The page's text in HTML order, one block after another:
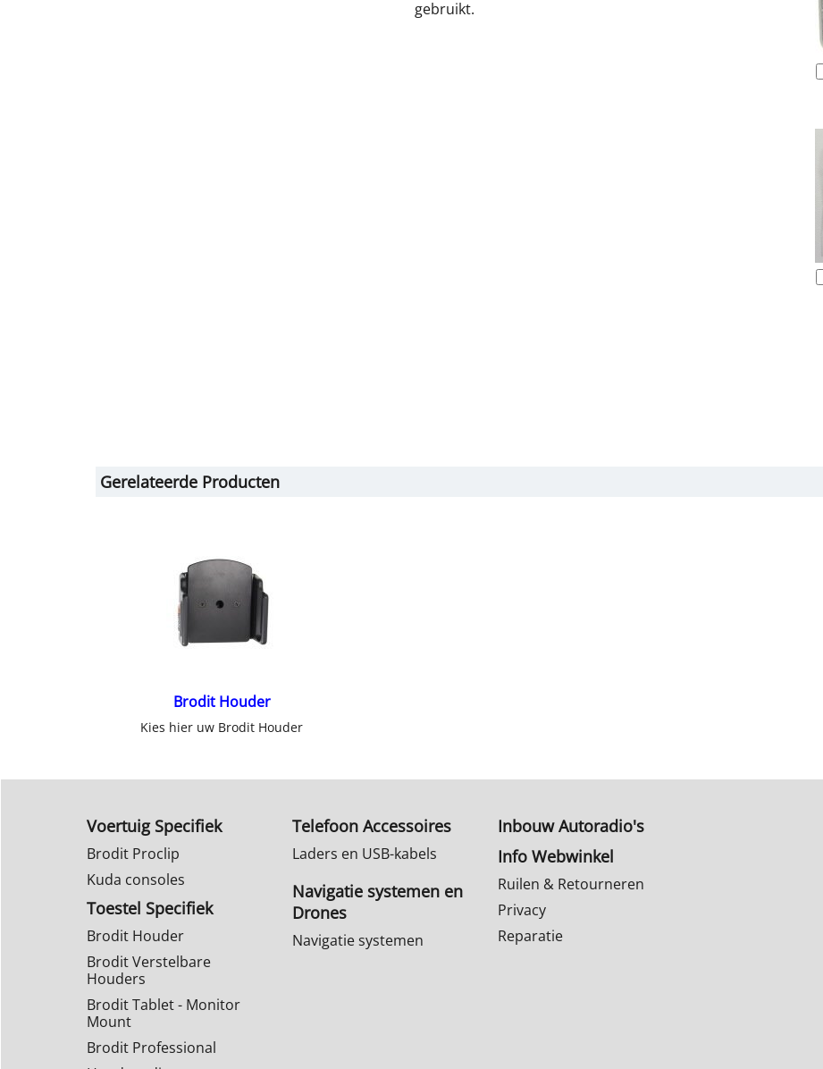
gebruikt.
Gerelateerde Producten
Brodit Houder
Kies hier uw Brodit Houder
Voertuig Specifiek
Brodit Proclip
Kuda consoles
Toestel Specifiek
Brodit Houder
Brodit Verstelbare
Houders
Brodit Tablet - Monitor
Mount
Brodit Professional
Telefoon Accessoires
Laders en USB-kabels
Navigatie systemen en
Drones
Navigatie systemen
Inbouw Autoradio's
Info Webwinkel
Ruilen & Retourneren
Privacy
Reparatie